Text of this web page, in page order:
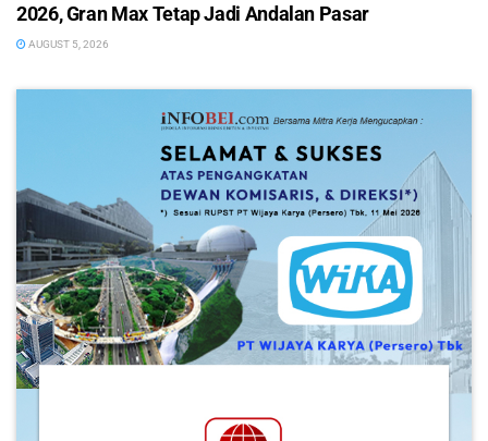
2026, Gran Max Tetap Jadi Andalan Pasar
AUGUST 5, 2026